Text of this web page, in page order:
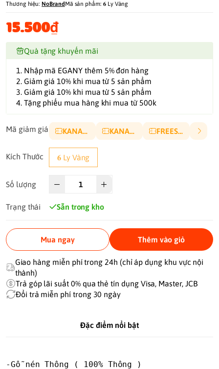
Thương hiệu: NoBrand Mã sản phẩm: 𝟔 Ly Vàng
15.500₫
Quà tặng khuyến mãi
1. Nhập mã EGANY thêm 5% đơn hàng
2. Giảm giá 10% khi mua từ 5 sản phẩm
3. Giảm giá 10% khi mua từ 5 sản phẩm
4. Tặng phiếu mua hàng khi mua từ 500k
Mã giảm giá KANA10P KANA5K FREESHIP
Kích Thước 𝟔 Ly Vàng
Số lượng
Trạng thái Sẵn trong kho
Mua ngay Thêm vào giỏ
Giao hàng miễn phí trong 24h (chỉ áp dụng khu vực nội
thành)
Trả góp lãi suất 0% qua thẻ tín dụng Visa, Master, JCB
Đổi trả miễn phí trong 30 ngày
Đặc điểm nổi bật
-Gỗ nén Thông ( 100% Thông )